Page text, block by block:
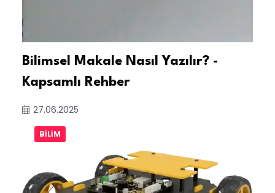
Bilimsel Makale Nasıl Yazılır? -
Kapsamlı Rehber
27.06.2025
BILIM